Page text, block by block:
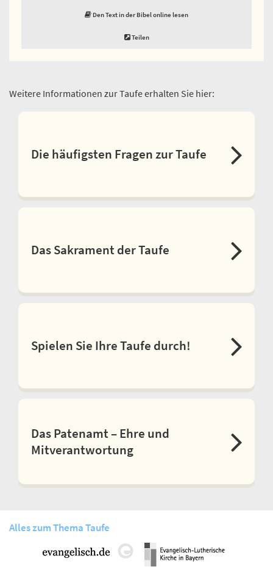
Den Text in der Bibel online lesen
Teilen
Weitere Informationen zur Taufe erhalten Sie hier:
Die häufigsten Fragen zur Taufe
Das Sakrament der Taufe
Spielen Sie Ihre Taufe durch!
Das Patenamt – Ehre und
Mitverantwortung
Alles zum Thema Taufe